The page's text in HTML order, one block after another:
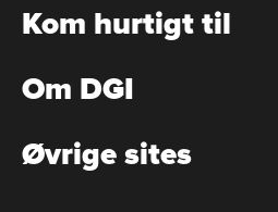
Kom hurtigt til
Om DGI
Øvrige sites